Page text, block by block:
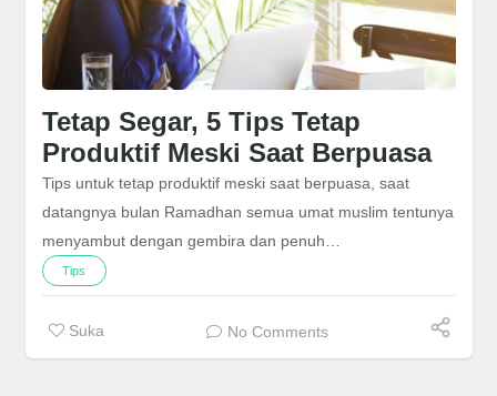
Tetap Segar, 5 Tips Tetap
Produktif Meski Saat Berpuasa
Tips untuk tetap produktif meski saat berpuasa, saat
datangnya bulan Ramadhan semua umat muslim tentunya
menyambut dengan gembira dan penuh…
Tips
Suka No Comments